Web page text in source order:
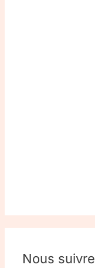
Nous suivre